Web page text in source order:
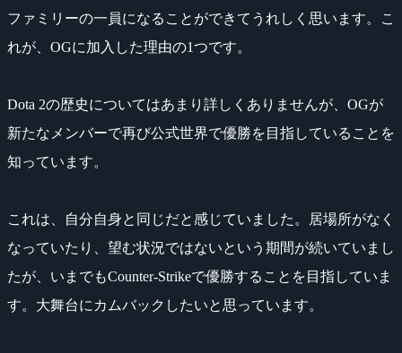
ファミリーの一員になることができてうれしく思います。こ
れが、OGに加入した理由の1つです。
Dota 2の歴史についてはあまり詳しくありませんが、OGが
新たなメンバーで再び公式世界で優勝を目指していることを
知っています。
これは、自分自身と同じだと感じていました。居場所がなく
なっていたり、望む状況ではないという期間が続いていまし
たが、いまでもCounter-Strikeで優勝することを目指していま
す。大舞台にカムバックしたいと思っています。